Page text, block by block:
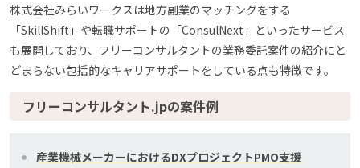
株式会社みらいワークスは地方副業のマッチングをする
「SkillShift」や転職サポートの「ConsulNext」といったサービス
も展開しており、フリーコンサルタントの業務委託案件の紹介にと
どまらない包括的なキャリアサポートをしている点も特徴です。
フリーコンサルタント.jpの案件例
産業機械メーカーにおけるDXプロジェクトPMO支援